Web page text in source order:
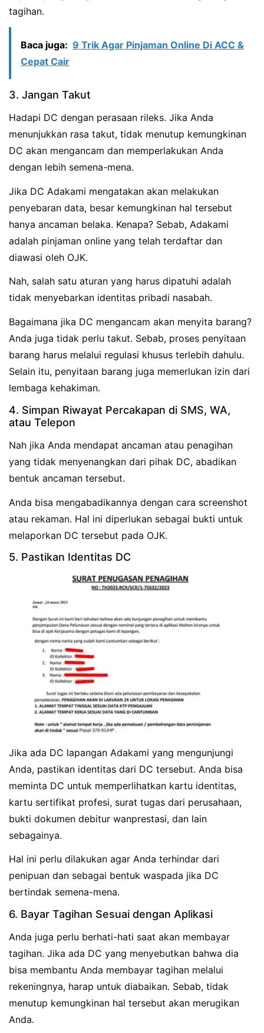
tagihan.
Baca juga: 9 Trik Agar Pinjaman Online Di ACC &
Cepat Cair
3. Jangan Takut
Hadapi DC dengan perasaan rileks. Jika Anda
menunjukkan rasa takut, tidak menutup kemungkinan
DC akan mengancam dan memperlakukan Anda
dengan lebih semena-mena.
Jika DC Adakami mengatakan akan melakukan
penyebaran data, besar kemungkinan hal tersebut
hanya ancaman belaka. Kenapa? Sebab, Adakami
adalah pinjaman online yang telah terdaftar dan
diawasi oleh OJK.
Nah, salah satu aturan yang harus dipatuhi adalah
tidak menyebarkan identitas pribadi nasabah.
Bagaimana jika DC mengancam akan menyita barang?
Anda juga tidak perlu takut. Sebab, proses penyitaan
barang harus melalui regulasi khusus terlebih dahulu.
Selain itu, penyitaan barang juga memerlukan izin dari
lembaga kehakiman.
4. Simpan Riwayat Percakapan di SMS, WA,
atau Telepon
Nah jika Anda mendapat ancaman atau penagihan
yang tidak menyenangkan dari pihak DC, abadikan
bentuk ancaman tersebut.
Anda bisa mengabadikannya dengan cara screenshot
atau rekaman. Hal ini diperlukan sebagai bukti untuk
melaporkan DC tersebut pada OJK.
5. Pastikan Identitas DC
Jika ada DC lapangan Adakami yang mengunjungi
Anda, pastikan identitas dari DC tersebut. Anda bisa
meminta DC untuk memperlihatkan kartu identitas,
kartu sertifikat profesi, surat tugas dari perusahaan,
bukti dokumen debitur wanprestasi, dan lain
sebagainya.
Hal ini perlu dilakukan agar Anda terhindar dari
penipuan dan sebagai bentuk waspada jika DC
bertindak semena-mena.
6. Bayar Tagihan Sesuai dengan Aplikasi
Anda juga perlu berhati-hati saat akan membayar
tagihan. Jika ada DC yang menyebutkan bahwa dia
bisa membantu Anda membayar tagihan melalui
rekeningnya, harap untuk diabaikan. Sebab, tidak
menutup kemungkinan hal tersebut akan merugikan
Anda.